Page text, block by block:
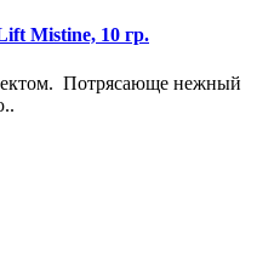
Mistine, 10 гр.
Потрясающе нежный